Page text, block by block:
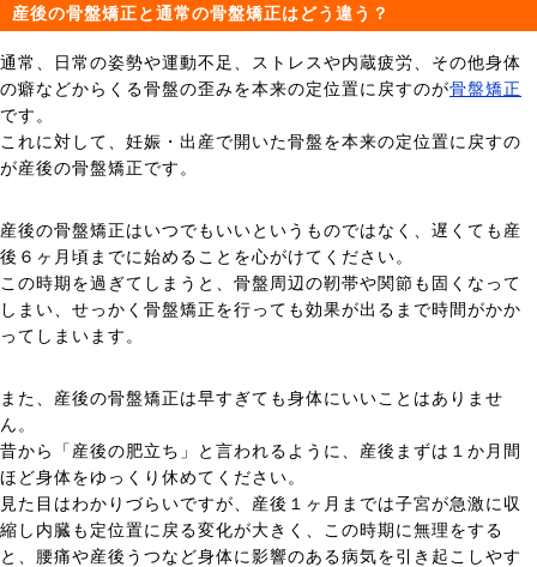
産後の骨盤矯正と通常の骨盤矯正はどう違う？
通常、日常の姿勢や運動不足、ストレスや内蔵疲労、その他身体
の癖などからくる骨盤の歪みを本来の定位置に戻すのが骨盤矯正
です。
これに対して、妊娠・出産で開いた骨盤を本来の定位置に戻すの
が産後の骨盤矯正です。
産後の骨盤矯正はいつでもいいというものではなく、遅くても産
後６ヶ月頃までに始めることを心がけてください。
この時期を過ぎてしまうと、骨盤周辺の靭帯や関節も固くなって
しまい、せっかく骨盤矯正を行っても効果が出るまで時間がかか
ってしまいます。
また、産後の骨盤矯正は早すぎても身体にいいことはありませ
ん。
昔から「産後の肥立ち」と言われるように、産後まずは１か月間
ほど身体をゆっくり休めてください。
見た目はわかりづらいですが、産後１ヶ月までは子宮が急激に収
縮し内臓も定位置に戻る変化が大きく、この時期に無理をする
と、腰痛や産後うつなど身体に影響のある病気を引き起こしやす